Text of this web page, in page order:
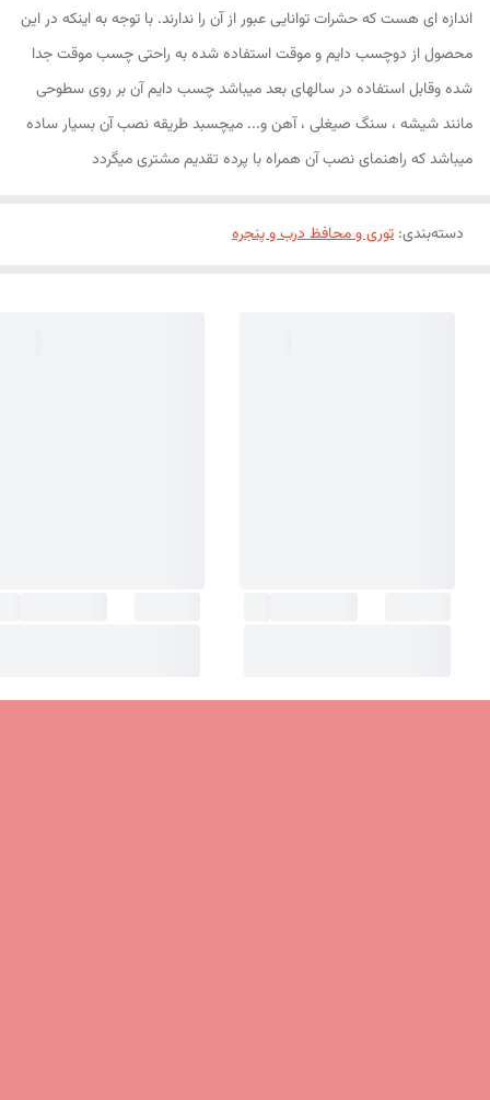
اندازه ای هست که حشرات توانایی عبور از آن را ندارند. با توجه به اینکه در این
محصول از دوچسب دایم و موقت استفاده شده به راحتی چسب موقت جدا
شده وقابل استفاده در سالهای بعد میباشد چسب دایم آن بر روی سطوحی
مانند شیشه ، سنگ صیغلی ، آهن و... میچسبد طریقه نصب آن بسیار ساده
میباشد که راهنمای نصب آن همراه با پرده تقدیم مشتری میگردد
دسته‌بندی: توری و محافظ درب و پنجره